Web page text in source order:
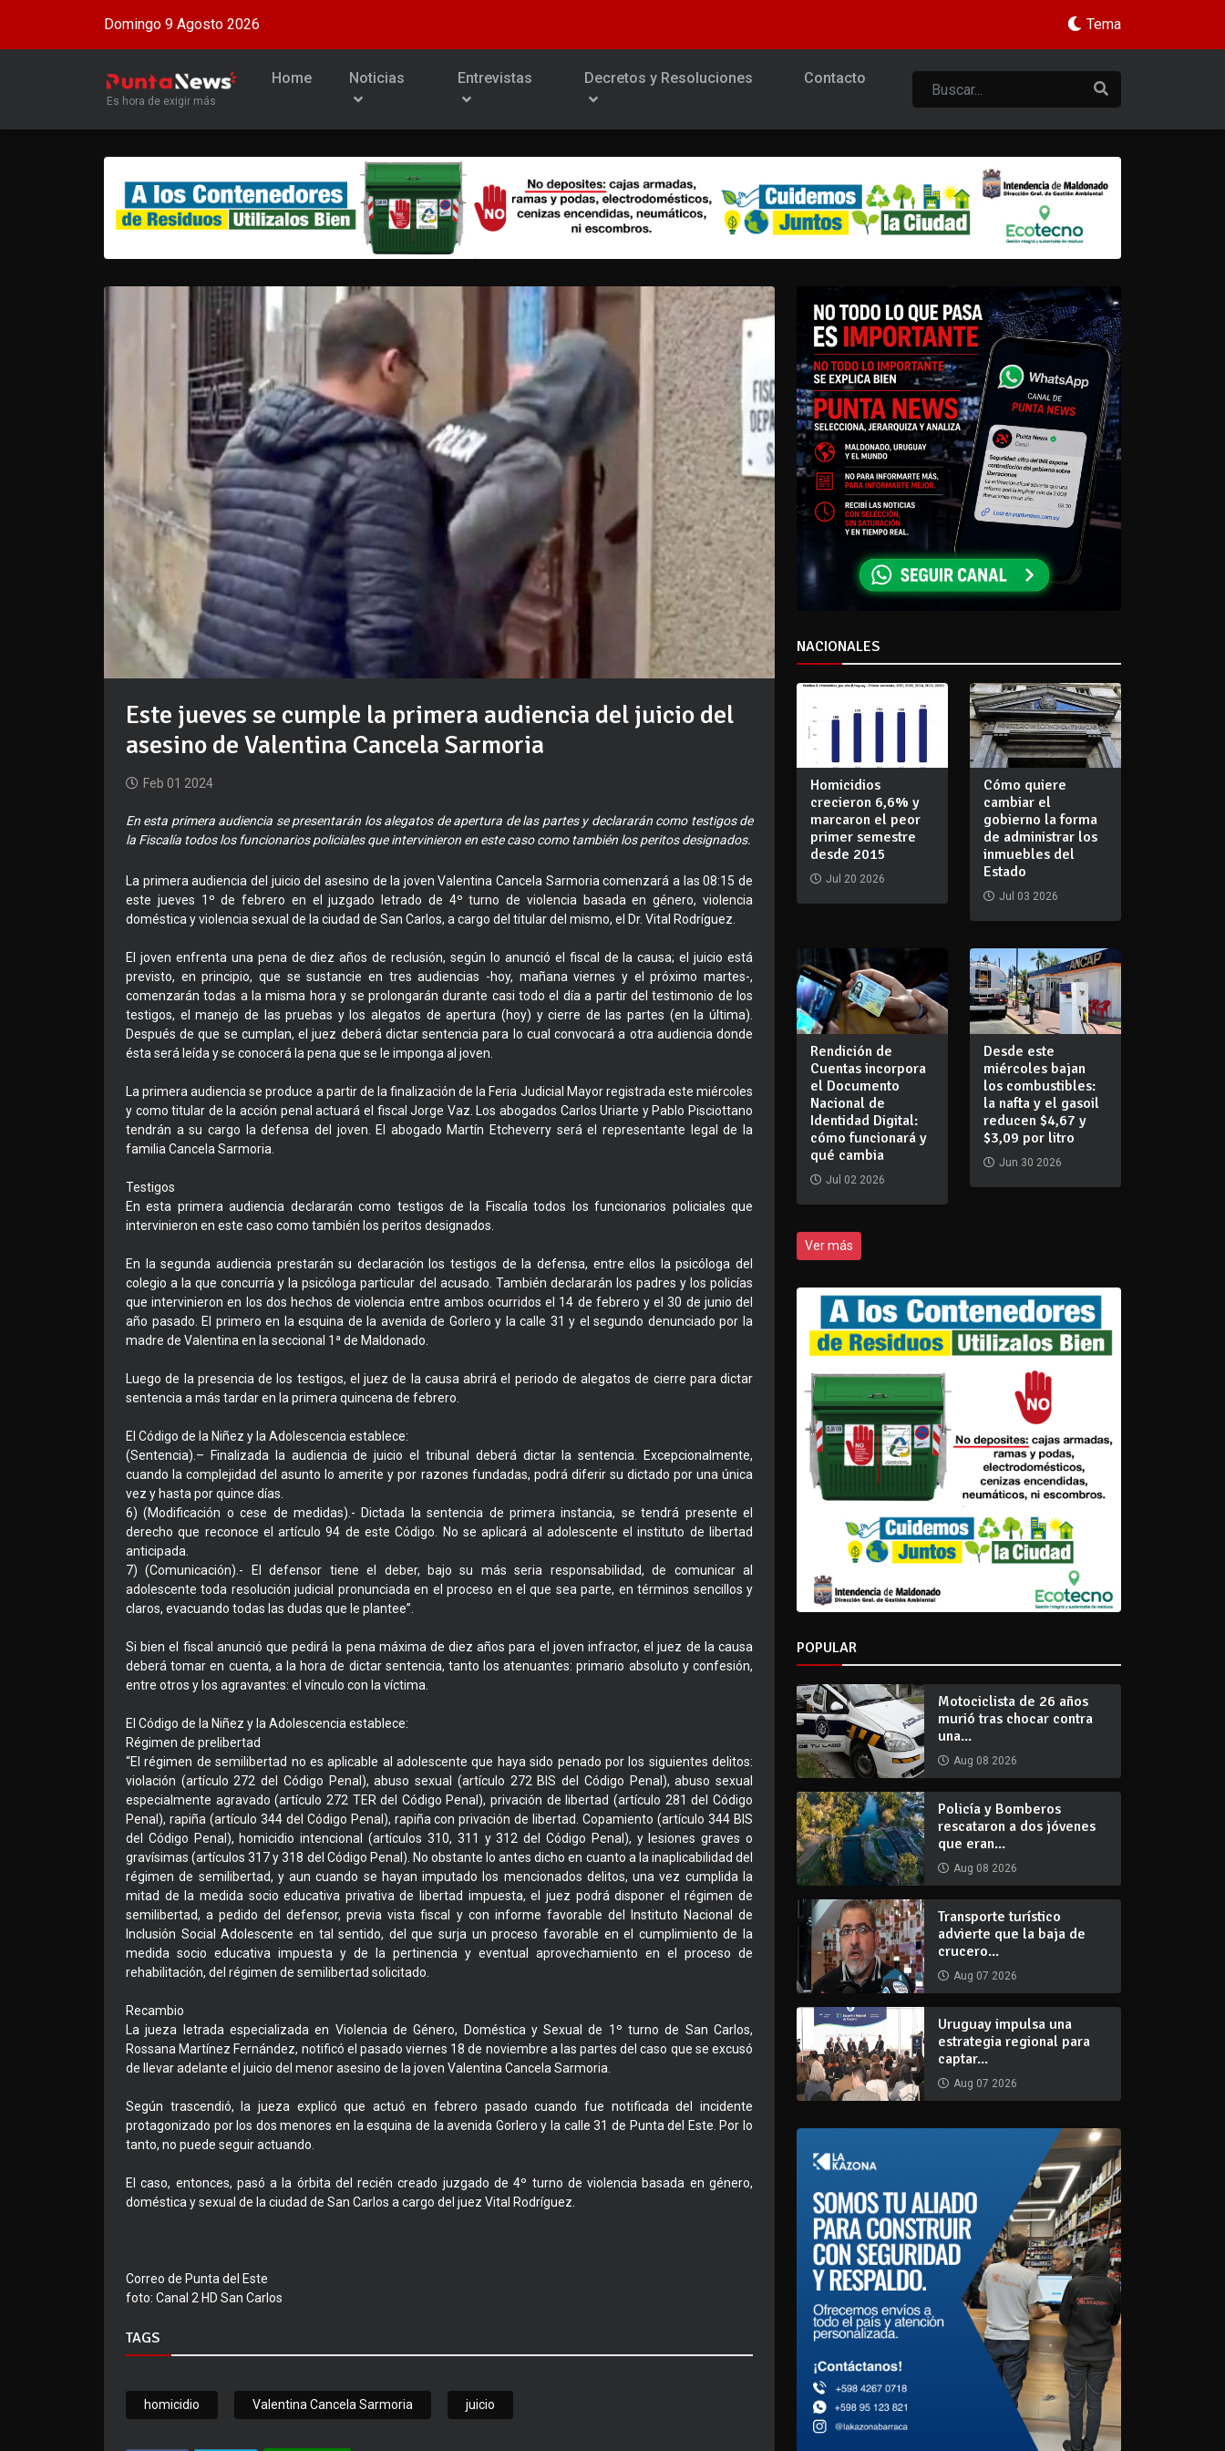
Domingo 9 Agosto 2026 Tema
Es hora de exigir más
Home Noticias Entrevistas Decretos y Resoluciones Contacto
Este jueves se cumple la primera audiencia del juicio del
asesino de Valentina Cancela Sarmoria
Feb 01 2024
En esta primera audiencia se presentarán los alegatos de apertura de las partes y declararán como testigos de
la Fiscalía todos los funcionarios policiales que intervinieron en este caso como también los peritos designados.
La primera audiencia del juicio del asesino de la joven Valentina Cancela Sarmoria comenzará a las 08:15 de
este jueves 1º de febrero en el juzgado letrado de 4º turno de violencia basada en género, violencia
doméstica y violencia sexual de la ciudad de San Carlos, a cargo del titular del mismo, el Dr. Vital Rodríguez.
El joven enfrenta una pena de diez años de reclusión, según lo anunció el fiscal de la causa; el juicio está
previsto, en principio, que se sustancie en tres audiencias -hoy, mañana viernes y el próximo martes-,
comenzarán todas a la misma hora y se prolongarán durante casi todo el día a partir del testimonio de los
testigos, el manejo de las pruebas y los alegatos de apertura (hoy) y cierre de las partes (en la última).
Después de que se cumplan, el juez deberá dictar sentencia para lo cual convocará a otra audiencia donde
ésta será leída y se conocerá la pena que se le imponga al joven.
La primera audiencia se produce a partir de la finalización de la Feria Judicial Mayor registrada este miércoles
y como titular de la acción penal actuará el fiscal Jorge Vaz. Los abogados Carlos Uriarte y Pablo Pisciottano
tendrán a su cargo la defensa del joven. El abogado Martín Etcheverry será el representante legal de la
familia Cancela Sarmoria.
Testigos
En esta primera audiencia declararán como testigos de la Fiscalía todos los funcionarios policiales que
intervinieron en este caso como también los peritos designados.
En la segunda audiencia prestarán su declaración los testigos de la defensa, entre ellos la psicóloga del
colegio a la que concurría y la psicóloga particular del acusado. También declararán los padres y los policías
que intervinieron en los dos hechos de violencia entre ambos ocurridos el 14 de febrero y el 30 de junio del
año pasado. El primero en la esquina de la avenida de Gorlero y la calle 31 y el segundo denunciado por la
madre de Valentina en la seccional 1ª de Maldonado.
Luego de la presencia de los testigos, el juez de la causa abrirá el periodo de alegatos de cierre para dictar
sentencia a más tardar en la primera quincena de febrero.
El Código de la Niñez y la Adolescencia establece:
(Sentencia).– Finalizada la audiencia de juicio el tribunal deberá dictar la sentencia. Excepcionalmente,
cuando la complejidad del asunto lo amerite y por razones fundadas, podrá diferir su dictado por una única
vez y hasta por quince días.
6) (Modificación o cese de medidas).- Dictada la sentencia de primera instancia, se tendrá presente el
derecho que reconoce el artículo 94 de este Código. No se aplicará al adolescente el instituto de libertad
anticipada.
7) (Comunicación).- El defensor tiene el deber, bajo su más seria responsabilidad, de comunicar al
adolescente toda resolución judicial pronunciada en el proceso en el que sea parte, en términos sencillos y
claros, evacuando todas las dudas que le plantee”.
Si bien el fiscal anunció que pedirá la pena máxima de diez años para el joven infractor, el juez de la causa
deberá tomar en cuenta, a la hora de dictar sentencia, tanto los atenuantes: primario absoluto y confesión,
entre otros y los agravantes: el vínculo con la víctima.
El Código de la Niñez y la Adolescencia establece:
Régimen de prelibertad
“El régimen de semilibertad no es aplicable al adolescente que haya sido penado por los siguientes delitos:
violación (artículo 272 del Código Penal), abuso sexual (artículo 272 BIS del Código Penal), abuso sexual
especialmente agravado (artículo 272 TER del Código Penal), privación de libertad (artículo 281 del Código
Penal), rapiña (artículo 344 del Código Penal), rapiña con privación de libertad. Copamiento (artículo 344 BIS
del Código Penal), homicidio intencional (artículos 310, 311 y 312 del Código Penal), y lesiones graves o
gravísimas (artículos 317 y 318 del Código Penal). No obstante lo antes dicho en cuanto a la inaplicabilidad del
régimen de semilibertad, y aun cuando se hayan imputado los mencionados delitos, una vez cumplida la
mitad de la medida socio educativa privativa de libertad impuesta, el juez podrá disponer el régimen de
semilibertad, a pedido del defensor, previa vista fiscal y con informe favorable del Instituto Nacional de
Inclusión Social Adolescente en tal sentido, del que surja un proceso favorable en el cumplimiento de la
medida socio educativa impuesta y de la pertinencia y eventual aprovechamiento en el proceso de
rehabilitación, del régimen de semilibertad solicitado.
Recambio
La jueza letrada especializada en Violencia de Género, Doméstica y Sexual de 1º turno de San Carlos,
Rossana Martínez Fernández, notificó el pasado viernes 18 de noviembre a las partes del caso que se excusó
de llevar adelante el juicio del menor asesino de la joven Valentina Cancela Sarmoria.
Según trascendió, la jueza explicó que actuó en febrero pasado cuando fue notificada del incidente
protagonizado por los dos menores en la esquina de la avenida Gorlero y la calle 31 de Punta del Este. Por lo
tanto, no puede seguir actuando.
El caso, entonces, pasó a la órbita del recién creado juzgado de 4º turno de violencia basada en género,
doméstica y sexual de la ciudad de San Carlos a cargo del juez Vital Rodríguez.
Correo de Punta del Este
foto: Canal 2 HD San Carlos
TAGS
homicidio Valentina Cancela Sarmoria juicio
NACIONALES
Homicidios
crecieron 6,6% y
marcaron el peor
primer semestre
desde 2015
Jul 20 2026
Cómo quiere
cambiar el
gobierno la forma
de administrar los
inmuebles del
Estado
Jul 03 2026
Rendición de
Cuentas incorpora
el Documento
Nacional de
Identidad Digital:
cómo funcionará y
qué cambia
Jul 02 2026
Desde este
miércoles bajan
los combustibles:
la nafta y el gasoil
reducen $4,67 y
$3,09 por litro
Jun 30 2026
Ver más
POPULAR
Motociclista de 26 años
murió tras chocar contra
una...
Aug 08 2026
Policía y Bomberos
rescataron a dos jóvenes
que eran...
Aug 08 2026
Transporte turístico
advierte que la baja de
crucero...
Aug 07 2026
Uruguay impulsa una
estrategia regional para
captar...
Aug 07 2026